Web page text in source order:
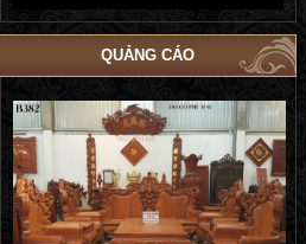
Bộ Giường Ngủ Tủ Áo Phòng Cưới Đẹp
| Đồ Gỗ Phú Hải GN183
QUẢNG CÁO